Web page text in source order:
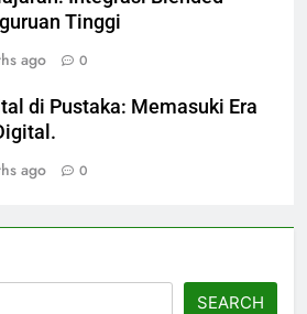
Tinggi
ago 0
di Pustaka: Memasuki Era
ago 0
SEARCH